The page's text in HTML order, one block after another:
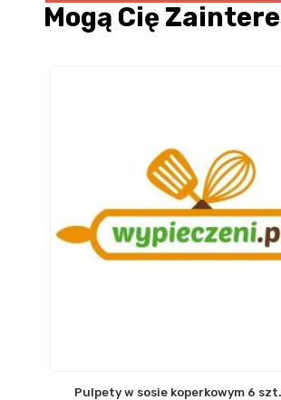
Mogą Cię
Pulpety w sosie koperkowym 6 szt.